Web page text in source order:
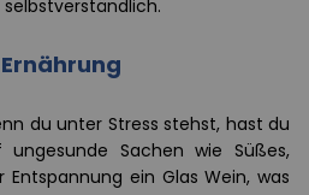
du unter Stress stehst, hast du
Sachen wie Süßes,
Entspannung ein Glas Wein, was